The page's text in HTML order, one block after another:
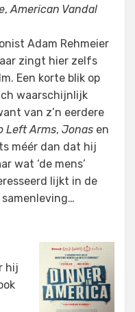
,American Vandal
Adam Rehmeier
zingt hier zelfs
Een korte blik op
waarschijnlijk
van z’n eerdere
Left Arms, Jonas en
méér dan dat hij
wat ‘de mens’
lijkt in de
hij